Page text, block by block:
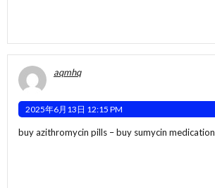
aqmhq
2025年6月13日 12:15 PM
buy azithromycin pills –buy sumycin medication